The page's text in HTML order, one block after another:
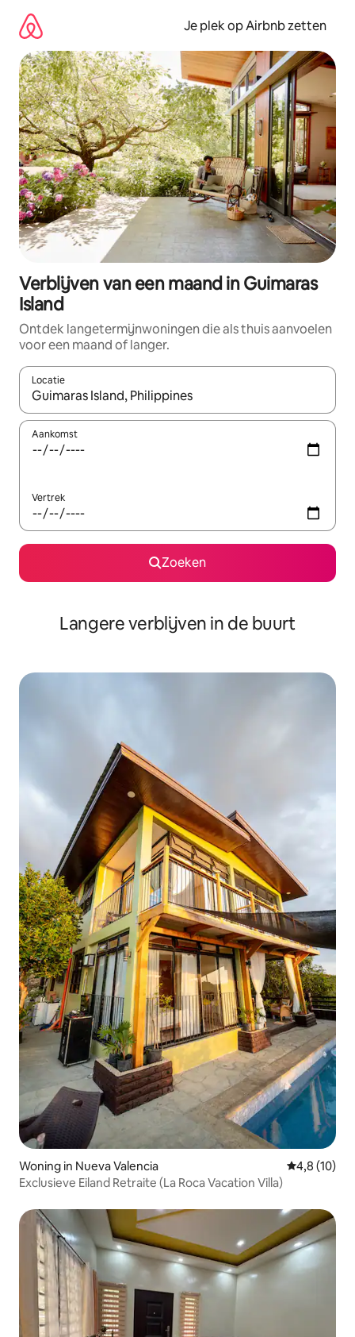
direct
naar
inhoud
Je plek op Airbnb zetten
Verblijven van een maand in Guimaras
Island
Ontdek langetermijnwoningen die als thuis aanvoelen
voor een maand of langer.
Locatie
Wanneer er resultaten beschikbaar zijn, maak je een keuze
Aankomst
Vertrek
Zoeken
Langere verblijven in de buurt
Woning in Nueva Valencia
4,8 (10)
Exclusieve Eiland Retraite (La Roca Vacation Villa)